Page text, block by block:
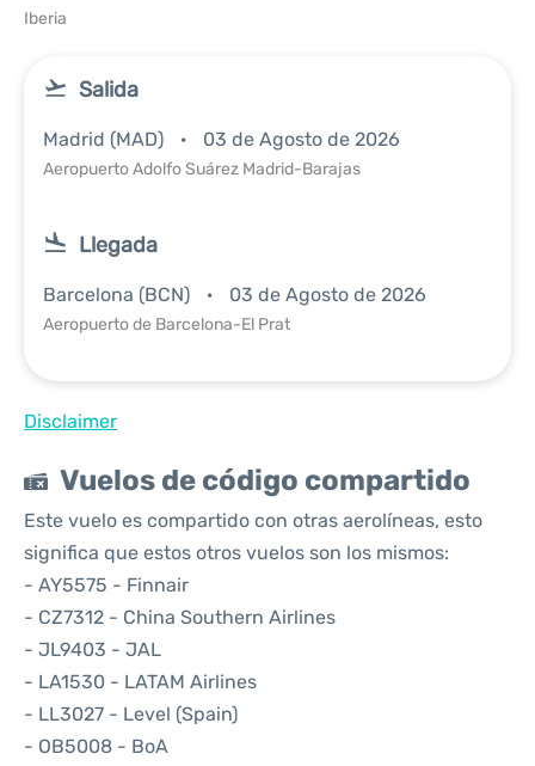
Iberia
Salida
Madrid (MAD) 03 de Agosto de 2026
Aeropuerto Adolfo Suárez Madrid-Barajas
Llegada
Barcelona (BCN) 03 de Agosto de 2026
Aeropuerto de Barcelona-El Prat
Disclaimer
Vuelos de código compartido
Este vuelo es compartido con otras aerolíneas, esto
significa que estos otros vuelos son los mismos:
- AY5575 - Finnair
- CZ7312 - China Southern Airlines
- JL9403 - JAL
- LA1530 - LATAM Airlines
- LL3027 - Level (Spain)
- OB5008 - BoA